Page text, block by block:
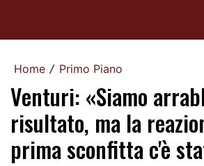
Home / Primo Piano
Venturi: «Siamo
risultato, ma la
prima sconfitta c'è